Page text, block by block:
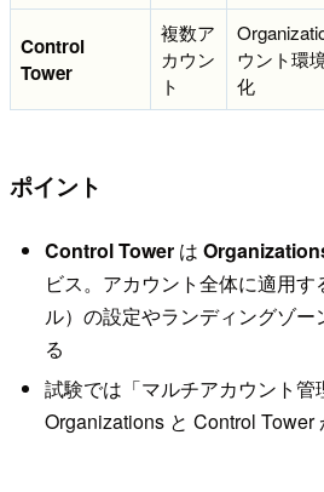
Control
Tower
複数ア
カウン
ト
ウント環
化
ポイント
Control Towerは
ビス。アカウント全体に適用
ル）の設定やランディングゾ
る
試験では「マルチアカウント管
Organizations と Control Tower